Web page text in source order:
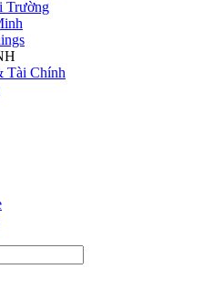
Trường
Tài Chính